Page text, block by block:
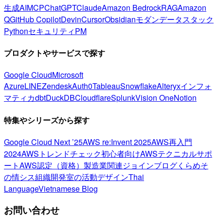
生成AIMCPChatGPTClaudeAmazon BedrockRAGAmazon
QGitHub CopilotDevinCursorObsidianモダンデータスタック
PythonセキュリティPM
プロダクトやサービスで探す
Google CloudMicrosoft
AzureLINEZendeskAuth0TableauSnowflakeAlteryxインフォ
マティカdbtDuckDBCloudflareSplunkVision OneNotion
特集やシリーズから探す
Google Cloud Next ’25AWS re:Invent 2025AWS再入門
2024AWSトレンドチェック初心者向けAWSテクニカルサポ
ートAWS認定（資格） 製造業関連ジョインブログくらめそ
の情シス組織開発室の活動デザインThai
LanguageVietnamese Blog
お問い合わせ